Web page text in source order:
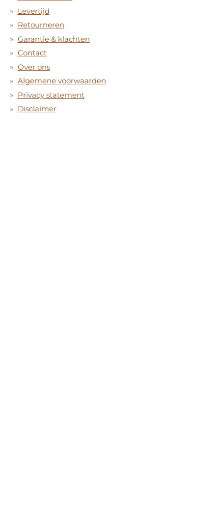
Levertijd
Retourneren
Garantie & klachten
Contact
Over ons
Algemene voorwaarden
Privacy statement
Disclaimer